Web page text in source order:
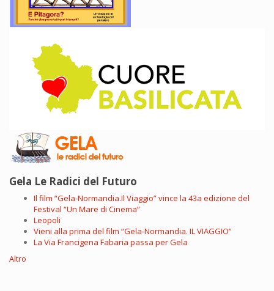
Gela Le Radici del Futuro
Il film “Gela-Normandia.Il Viaggio” vince la 43a edizione del
Festival “Un Mare di Cinema”
Leopoli
Vieni alla prima del film “Gela-Normandia. IL VIAGGIO”
La Via Francigena Fabaria passa per Gela
Altro